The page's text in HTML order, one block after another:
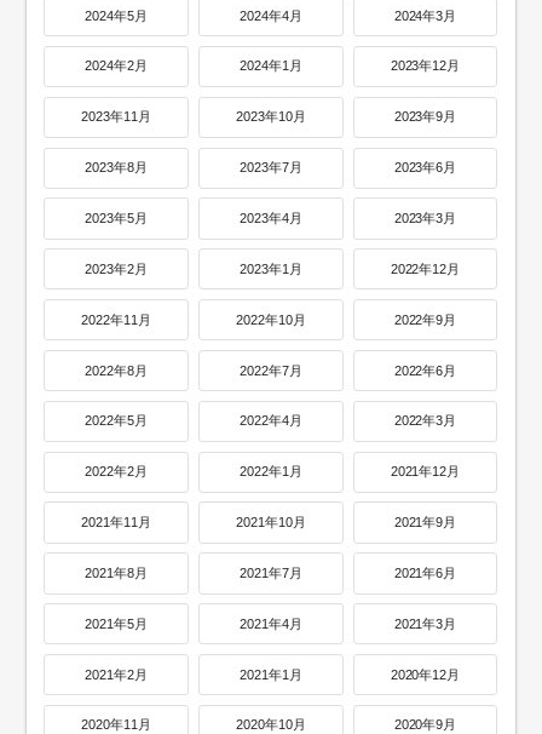
2024年5月 2024年4月 2024年3月
2024年2月 2024年1月 2023年12月
2023年11月 2023年10月 2023年9月
2023年8月 2023年7月 2023年6月
2023年5月 2023年4月 2023年3月
2023年2月 2023年1月 2022年12月
2022年11月 2022年10月 2022年9月
2022年8月 2022年7月 2022年6月
2022年5月 2022年4月 2022年3月
2022年2月 2022年1月 2021年12月
2021年11月 2021年10月 2021年9月
2021年8月 2021年7月 2021年6月
2021年5月 2021年4月 2021年3月
2021年2月 2021年1月 2020年12月
2020年11月 2020年10月 2020年9月